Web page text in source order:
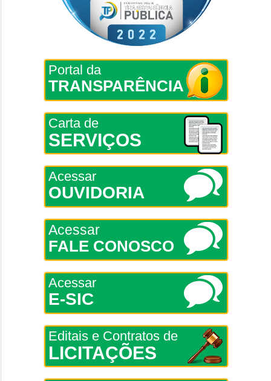
Portal da
TRANSPARÊNCIA
Carta de
SERVIÇOS
Acessar
OUVIDORIA
Acessar
FALE CONOSCO
Acessar
E-SIC
Editais e Contratos de
LICITAÇÕES